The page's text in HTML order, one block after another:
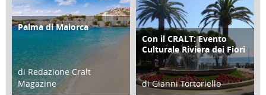
ATTIVITÀ
Palma di Maiorca
di Redazione Cralt
Magazine
ATTIVITÀ
Con il CRALT: Evento
Culturale Riviera dei Fiori
di Gianni Tortoriello